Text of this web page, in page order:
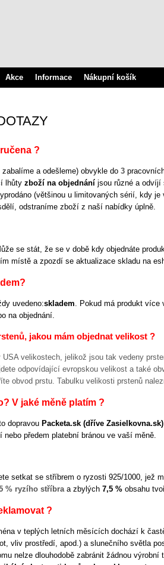
Akce Informace Nákupní košík
?
a odešleme) obvykle do 3
lhůty zboží na objednání jsou různé a odvíjí
(většinou u limitovaných sérií, kdy
odstraníme zboží z naší nabídky úplně.
se stát, že se v době kdy objednáte
místě a zpozdí se aktualizace skladu na
uvedeno:skladem . Pokud má produkt
na objednání.
jakou mám objednat velikost ?
velikostech, jelikož jsou tak vedeny
odpovídající evropskou velikost a také
obvod prstu. Tabulku velikosti prstenů
V jaké měně platím ?
dopravou Packeta.sk (dříve Zasielkovna.sk)
předem platební bránou ve vaší měně.
setkat se stříbrem o ryzosti 925/1000, jež
% ryzího stříbra a zbylých 7,5 % obsahu
?
v teplých letních měsících dochází k
vliv prostředí, apod.) a slunečního světla
nelze dlouhodobě zabránit žádnou